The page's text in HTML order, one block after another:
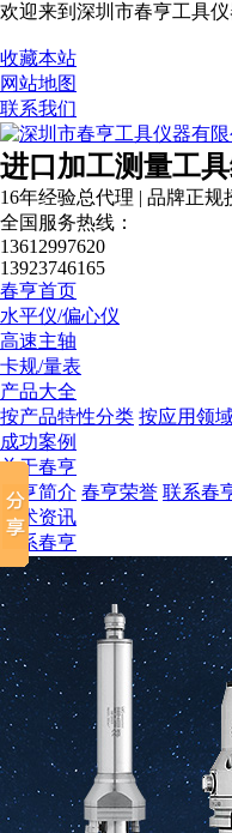
欢迎来到深圳市春亨工具仪
收藏本站
网站地图
联系我们
进口加工测量工
16年经验总代理 | 品牌正规
全国服务热线：
13612997620
13923746165
春亨首页
水平仪/偏心仪
高速主轴
卡规/量表
产品大全
按产品特性分类 按应用领
成功案例
关于春亨
春亨简介 春亨荣誉 联系春
技术资讯
联系春亨
税务登记证